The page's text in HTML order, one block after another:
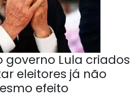
governo Lula criados
eleitores já não
efeito